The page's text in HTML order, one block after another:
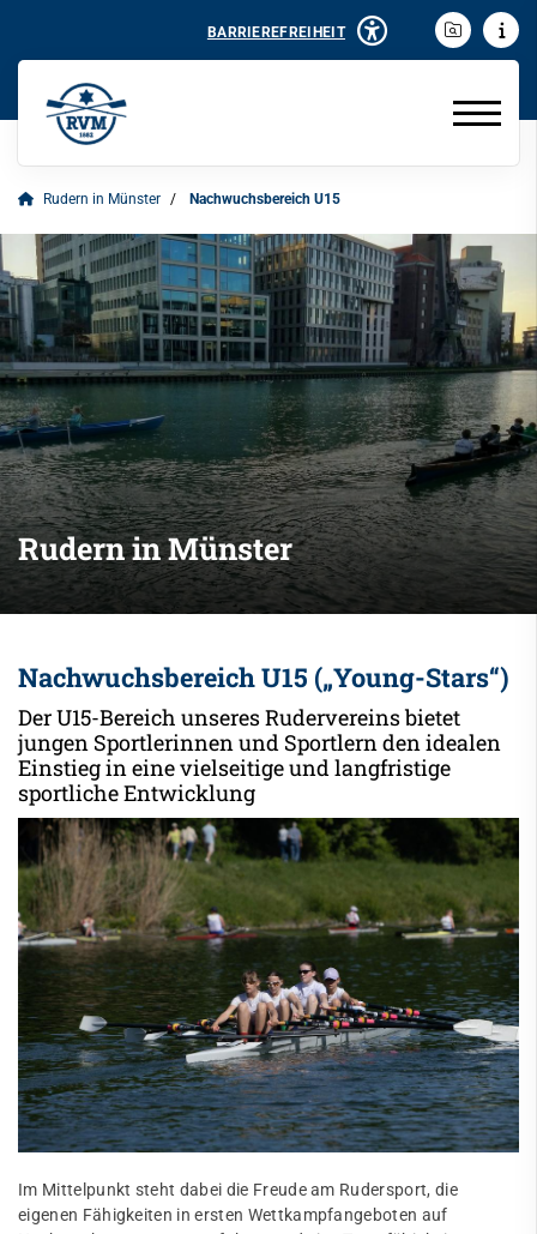
BARRIEREFREIHEIT
Rudern in Münster Nachwuchsbereich U15
Rudern in Münster
Nachwuchsbereich U15 („Young-Stars“)
Der U15-Bereich unseres Rudervereins bietet
jungen Sportlerinnen und Sportlern den idealen
Einstieg in eine vielseitige und langfristige
sportliche Entwicklung
Im Mittelpunkt steht dabei die Freude am Rudersport, die
eigenen Fähigkeiten in ersten Wettkampfangeboten auf